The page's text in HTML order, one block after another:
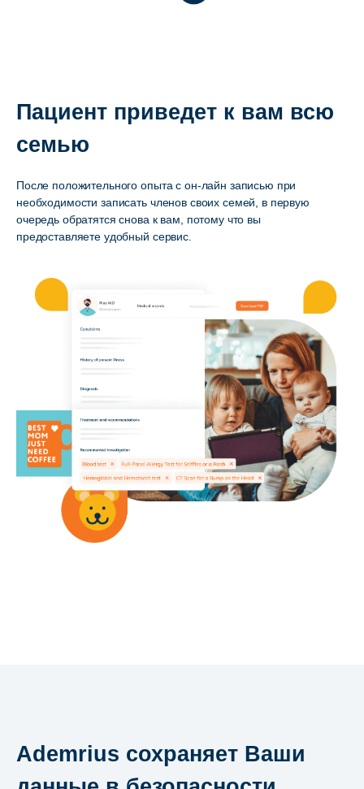
Пациент приведет к вам всю
семью
После положительного опыта с он-лайн записью при
необходимости записать членов своих семей, в первую
очередь обратятся снова к вам, потому что вы
предоставляете удобный сервис.
Ademrius сохраняет Ваши